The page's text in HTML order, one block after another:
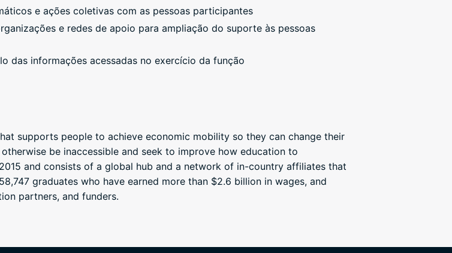
e ações coletivas com as pessoas participantes
e redes de apoio para ampliação do suporte às pessoas
das informações acessadas no exercício da função
supports people to achieve economic mobility so they can change their
be inaccessible and seek to improve how education to
and consists of a global hub and a network of in-country affiliates that
graduates who have earned more than $2.6 billion in wages, and
partners, and funders.